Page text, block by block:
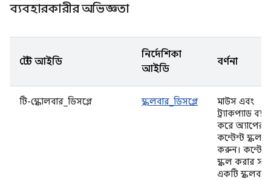
ব্যবহারকারীর অভিজ্ঞতা
টেস্ট আইডি
নির্দেশিকা
আইডি
বর্ণনা
টি-স্ক্রোলবার_ডিসপ্লে স্ক্রলবার_ডিসপ্লে
মাউস এবং
ট্র্যাকপ্যাড
করে অ্যাপের
কন্টেন্ট স্ক্রল
করুন। কন্টেন্ট
স্ক্রল করার
একটি স্ক্রলবার